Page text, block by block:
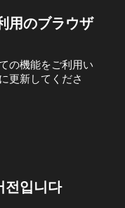
用のブラウザ
の機能をご利用い
更新してくださ
전입니다